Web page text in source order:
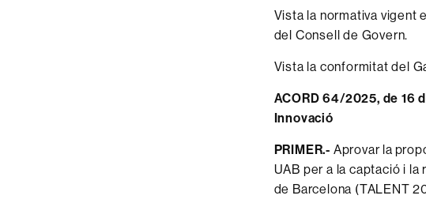
Vista la normativa vigent
del Consell de Govern.
Vista la conformitat del
ACORD 64/2025, de 16
Innovació
PRIMER.- Aprovar la
UAB per a la captació i
de Barcelona (TALENT